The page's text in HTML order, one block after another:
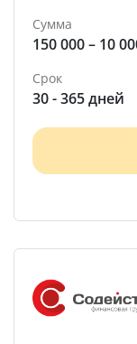
Сумма
150 000 – 10
Срок
30 - 365 дней